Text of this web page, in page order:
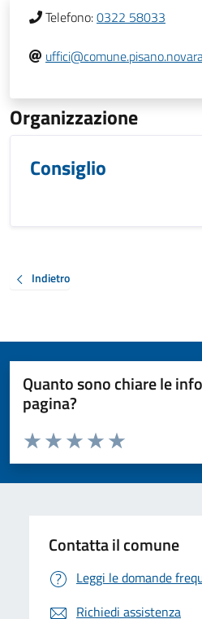
Telefono:0322 58033
Organizzazione
Consiglio
Indietro
Quanto sono chiare le
pagina?
Valuta da 1 a 5 stelle la pagina
Valuta 5 stelle
Valuta 4 stelle su 5
Valuta 3 stelle su 5
Valuta 2 stelle su 5
Valuta 1 stelle su 5
Contatta il comune
Leggi le domande
Richiedi assistenza